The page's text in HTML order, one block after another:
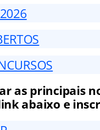
as principais
abaixo e